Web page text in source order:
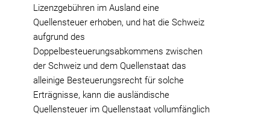
Lizenzgebühren im Ausland eine
Quellensteuer erhoben, und hat die Schweiz
aufgrund des
Doppelbesteuerungsabkommens zwischen
der Schweiz und dem Quellenstaat das
alleinige Besteuerungsrecht für solche
Erträgnisse, kann die ausländische
Quellensteuer im Quellenstaat vollumfänglich